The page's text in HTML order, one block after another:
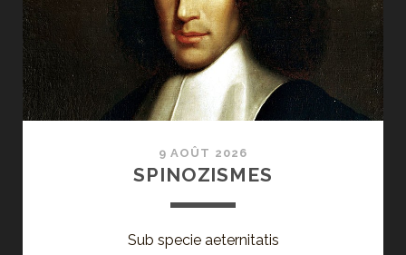
9 AOÛT 2026
SPINOZISMES
Sub specie aeternitatis